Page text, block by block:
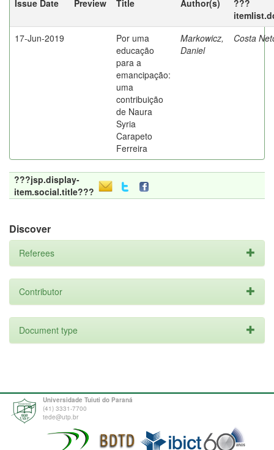
Issue Date Preview Title Author(s)
???
17-Jun-2019
Por uma
educação
para a
emancipação:
uma
contribuição
de Naura
Syria
Carapeto
Ferreira
Markowicz,
Daniel
Costa
???jsp.display-
item.social.title???
Discover
Referees
Contributor
Document type
Universidade Tuiuti do Paraná
(41) 3331-7700
tede@utp.br